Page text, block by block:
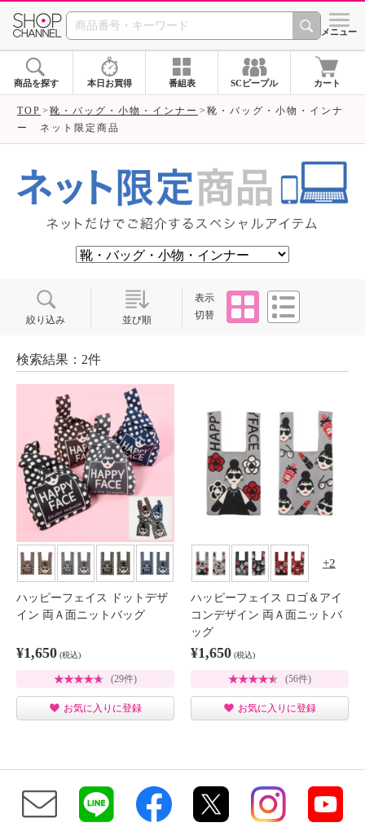
SHOP CHANNEL ショッ
メニュー
商品を探す 本日お買得 番組表 SCピープル カート
TOP 靴・バッグ・小物・インナー
靴・バッグ・小物・インナ
ー ネット限定商品
絞り込み 並び順
表示
切替
タイル
検索結果：2件
ハッピーフェイス ドットデザ
イン 両Ａ面ニットバッグ
¥1,650 (税込)
(29件)
お気に入りに登録
2
ハッピーフェイス ロゴ＆アイ
コンデザイン 両Ａ面ニットバ
ッグ
¥1,650 (税込)
(56件)
お気に入りに登録